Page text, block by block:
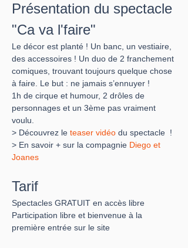
Présentation du spectacle
"Ca va l'faire"
Le décor est planté ! Un banc, un vestiaire,
des accessoires ! Un duo de 2 franchement
comiques, trouvant toujours quelque chose
à faire. Le but : ne jamais s’ennuyer !
1h de cirque et humour, 2 drôles de
personnages et un 3ème pas vraiment
voulu.
​> Découvrez le teaser vidéo du spectacle  !
> En savoir + sur la compagnie Diego et
Joanes
Tarif
Spectacles GRATUIT en accès libre
Participation libre et bienvenue à la
première entrée sur le site